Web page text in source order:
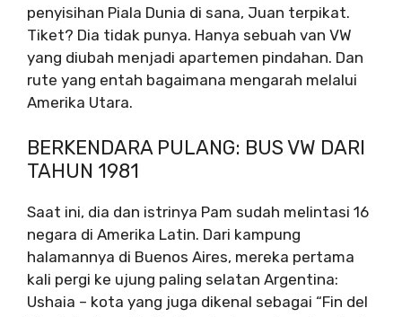
penyisihan Piala Dunia di sana, Juan terpikat.
Tiket? Dia tidak punya. Hanya sebuah van VW
yang diubah menjadi apartemen pindahan. Dan
rute yang entah bagaimana mengarah melalui
Amerika Utara.
BERKENDARA PULANG: BUS VW DARI
TAHUN 1981
Saat ini, dia dan istrinya Pam sudah melintasi 16
negara di Amerika Latin. Dari kampung
halamannya di Buenos Aires, mereka pertama
kali pergi ke ujung paling selatan Argentina:
Ushaia – kota yang juga dikenal sebagai “Fin del